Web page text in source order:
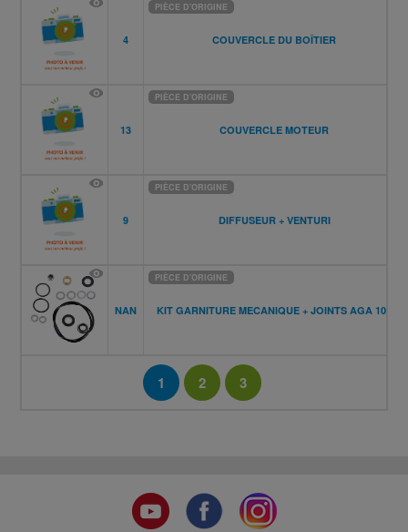
4 COUVERCLE DU BOÎTIER
PIÈCE D'ORIGINE
13 COUVERCLE MOTEUR
PIÈCE D'ORIGINE
9 DIFFUSEUR + VENTURI
PIÈCE D'ORIGINE
NAN KIT GARNITURE MECANIQUE + JOINTS AGA 100
PIÈCE D'ORIGINE
1 2 3